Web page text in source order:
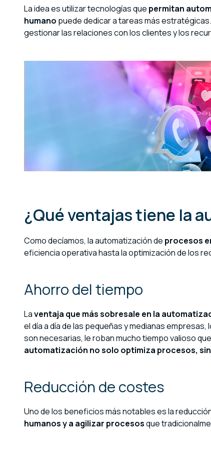
La idea es utilizar tecnologías que permitan
humano puede dedicar a tareas más
gestionar las relaciones con los clientes y los
¿Qué ventajas tiene la
Como decíamos, la automatización de procesos
eficiencia operativa hasta la optimización de los
Ahorro del tiempo
Laventaja que más sobresale en la
el día a día de las pequeñas y medianas
son necesarias, le roban mucho tiempo valioso
automatización no solo optimiza procesos,
Reducción de costes
Uno de los beneficios más notables es la
humanos y a agilizar procesosque